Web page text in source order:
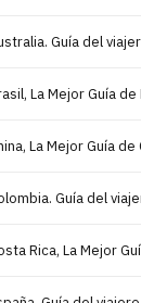
Guía del
La Mejor Guía de
La Mejor Guía de
Guía del
Rica, La Mejor